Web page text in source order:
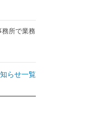
所で業務
らせ一覧